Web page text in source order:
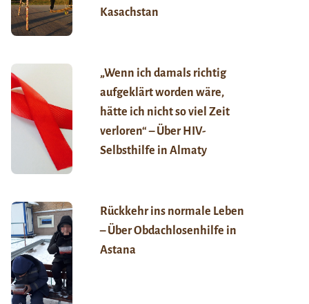
Kasachstan
„Wenn ich damals richtig
aufgeklärt worden wäre,
hätte ich nicht so viel Zeit
verloren“ – Über HIV-
Selbsthilfe in Almaty
Rückkehr ins normale Leben
– Über Obdachlosenhilfe in
Astana